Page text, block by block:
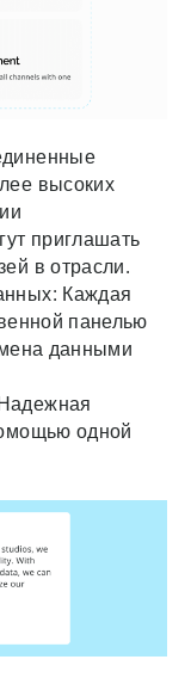
высоких
приглашать
в отрасли.
Каждая
панелью
данными
одной